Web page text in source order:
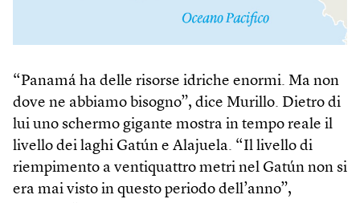
“Panamá ha delle risorse idriche enormi. Ma non
dove ne abbiamo bisogno”, dice Murillo. Dietro di
lui uno schermo gigante mostra in tempo reale il
livello dei laghi Gatún e Alajuela. “Il livello di
riempimento a ventiquattro metri nel Gatún non si
era mai visto in questo periodo dell’anno”,